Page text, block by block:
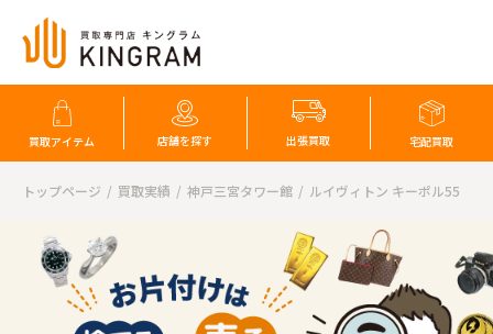
買取アイテム 店舗を探す 出張買取 宅配買取
トップページ 買取実績 神戸三宮タワー館 ルイヴィトン キーポル55